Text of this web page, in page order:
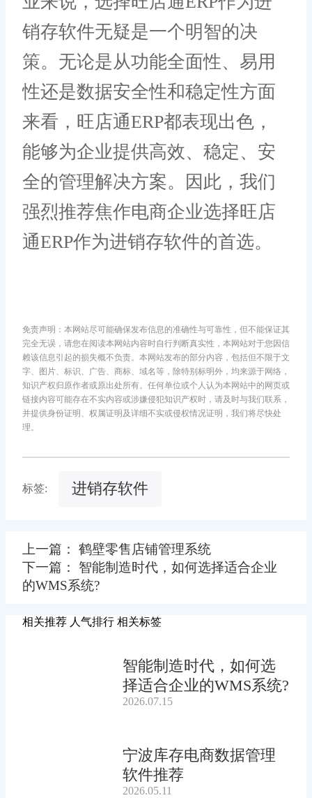
销存软件无疑是一个明智的决
策。无论是从功能全面性、易用
性还是数据安全性和稳定性方面
来看，旺店通ERP都表现出色，
能够为企业提供高效、稳定、安
全的管理解决方案。因此，我们
强烈推荐焦作电商企业选择旺店
通ERP作为进销存软件的首选。
免责声明：本网站尽可能确保发布信息的准确性与可靠性，但不能保证其
完全无误，请您在阅读本网站内容时自行判断真实性，本网站对于您因信
赖该信息引起的损失概不负责。本网站发布的部分内容，包括但不限于文
字、图片、标识、广告、商标、域名等，除特别标明外，均来源于网络，
知识产权归原作者或原出处所有。任何单位或个人认为本网站中的网页或
链接内容可能存在不实内容或涉嫌侵犯知识产权时，请及时与我们联系，
并提供身份证明、权属证明及详细不实或侵权情况证明，我们将尽快处
理。
标签: 进销存软件
上一篇： 鹤壁零售店铺管理系统
下一篇： 智能制造时代，如何选择适合企业
的WMS系统?
相关推荐 人气排行 相关标签
智能制造时代，如何选
择适合企业的WMS系统?
2026.07.15
宁波库存电商数据管理
软件推荐
2026.05.11